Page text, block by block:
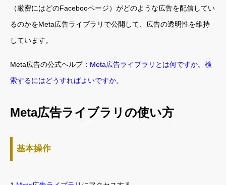
（厳密にはどのFacebooページ）がどのような広告を配信してい
るのかをMeta広告ライブラリで公開して、広告の透明性を維持
しています。
Meta広告の公式ヘルプ： Meta広告ライブラリとは何ですか。検
索するにはどうすればよいですか。
Meta広告ライブラリの使い方
基本操作